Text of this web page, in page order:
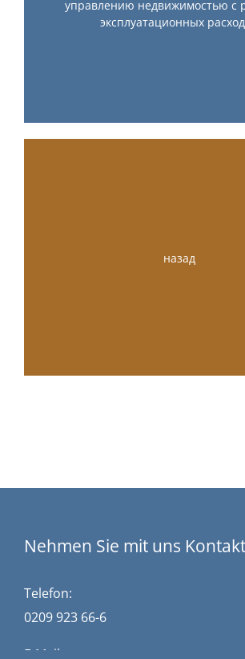
управлению недвижимостью с
эксплуатационных
назад
Nehmen Sie mit uns
Telefon:
0209 923 66-6
E-Mail: